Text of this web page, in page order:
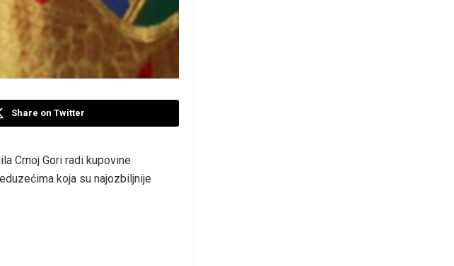
Share on Twitter
Crnoj Gori radi kupovine
koja su najozbiljnije